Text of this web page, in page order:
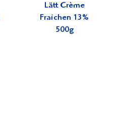
Lätt Crème
Fraichen 13%
500g